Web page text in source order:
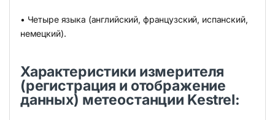
• Четыре языка (английский, французский, испанский,
немецкий).
Характеристики измерителя
(регистрация и отображение
данных) метеостанции Kestrel: